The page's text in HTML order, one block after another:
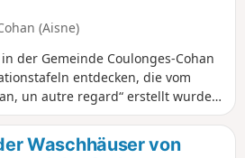
(Aisne)
der Gemeinde Coulonges-Cohan
entdecken, die vom
un autre regard“ erstellt wurden
das Alltagsleben und die
geprägt haben, beleuchten.
die meisten Brunnen und
Waschhäuser von